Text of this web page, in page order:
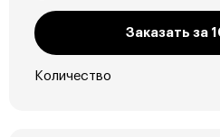
Заказать за
Количество